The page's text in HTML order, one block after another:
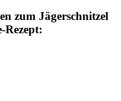
zum Jägerschnitzel
Rezept: